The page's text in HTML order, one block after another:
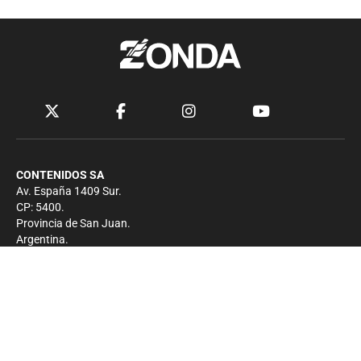
CONTENIDOS SA
Av. España 1409 Sur.
CP: 5400.
Provincia de San Juan.
Argentina.